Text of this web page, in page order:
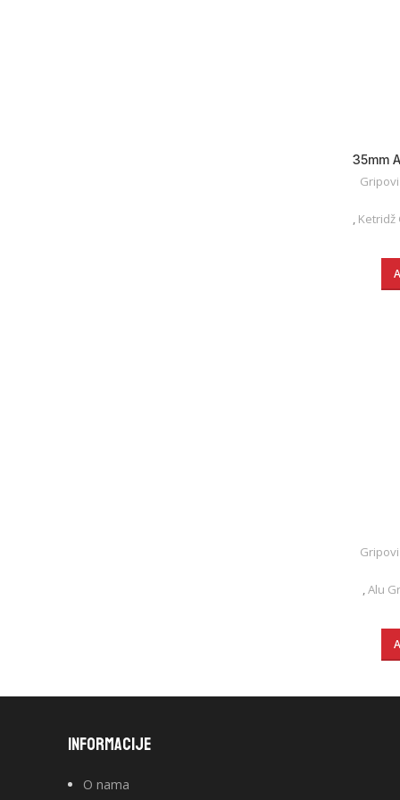
35mm
, Ketridž
,Alu
INFORMACIJE
O nama